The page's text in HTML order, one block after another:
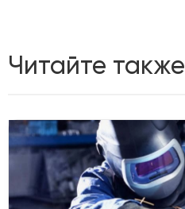
Читайте также